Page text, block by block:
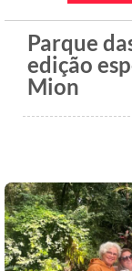
Parque
edição
Mion